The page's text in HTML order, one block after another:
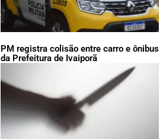
PM registra colisão entre carro e ônibus
da Prefeitura de Ivaiporã